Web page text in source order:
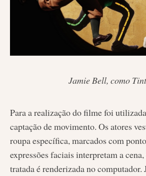
Jamie Bell, como
Para a realização do filme foi
captação de movimento. Os atores
roupa específica, marcados com
expressões faciais interpretam a
tratada é renderizada no computador.